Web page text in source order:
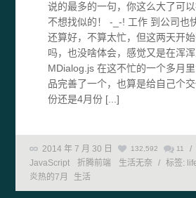
说的最多的一句，你这么大了可
不想找似的！ -_-! 工作 到公司也
还算好，不算太忙，但这两天开
吗，也没啥体会，感觉又是在浑
MDialog.js 在这不忙的一个多月
品完善了一个，也算是给自己个
份还是4月份 [...]
2014 年 7 月 30 日 132,592 11
/
JavaScript
折腾前端 生活无奈 / 标签:
炎热的7月
生活